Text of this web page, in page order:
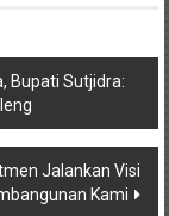
Bupati Sutjidra:
Jalankan Visi
Kami